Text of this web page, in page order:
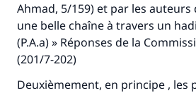
Ahmad, 5/159) et par les auteurs
une belle chaîne à travers un
(P.A.a) » Réponses de la
(201/7-202)
Deuxièmement, en principe , les